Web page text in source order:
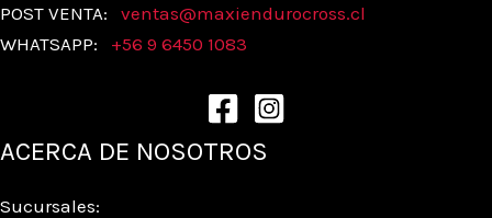
POST VENTA: ventas@maxiendurocross.cl
WHATSAPP: +56 9 6450 1083
ACERCA DE NOSOTROS
Sucursales: